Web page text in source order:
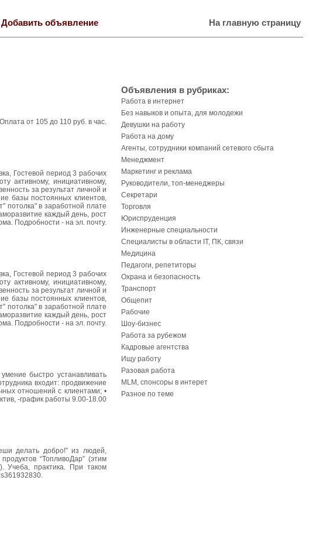
Добавить объявление На главную страницу
от 105 до 110 руб. в час.
Гостевой период 3 рабочих
активному, инициативному,
за результат личной и
базы постоянных клиентов,
потолка" в заработной плате
каждый день, рост
Подробности - на эл. почту.
Гостевой период 3 рабочих
активному, инициативному,
за результат личной и
базы постоянных клиентов,
потолка" в заработной плате
каждый день, рост
Подробности - на эл. почту.
быстро устанавливать
входит: продвижение
отношений с клиентами; •
-график работы 9.00-18.00
делать добро!” из людей,
“ТопливоДар” (этим
Учеба, практика. При таком
Объявления в рубриках:
Работа в интернет
Без навыков и опыта, для молодежи
Девушки на работу
Работа на дому
Агенты, сотрудники компаний сетевого сбыта
Менеджмент
Маркетинг и реклама
Руководители, топ-менеджеры
Секретари
Торговля
Юриспруденция
Инженерные специальности
Специалисты в области IT, ПК, связи
Медицина
Педагоги, репетиторы
Охрана и безопасность
Транспорт
Общепит
Рабочие
Шоу-бизнес
Работа за рубежом
Кадровые агентства
Ищу работу
Разовая работа
MLM, спонсоры в интерет
Разное по теме